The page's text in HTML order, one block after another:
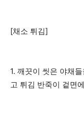
[채소 튀김]
1. 깨끗이 씻은 야채
고 튀김 반죽이 겉면